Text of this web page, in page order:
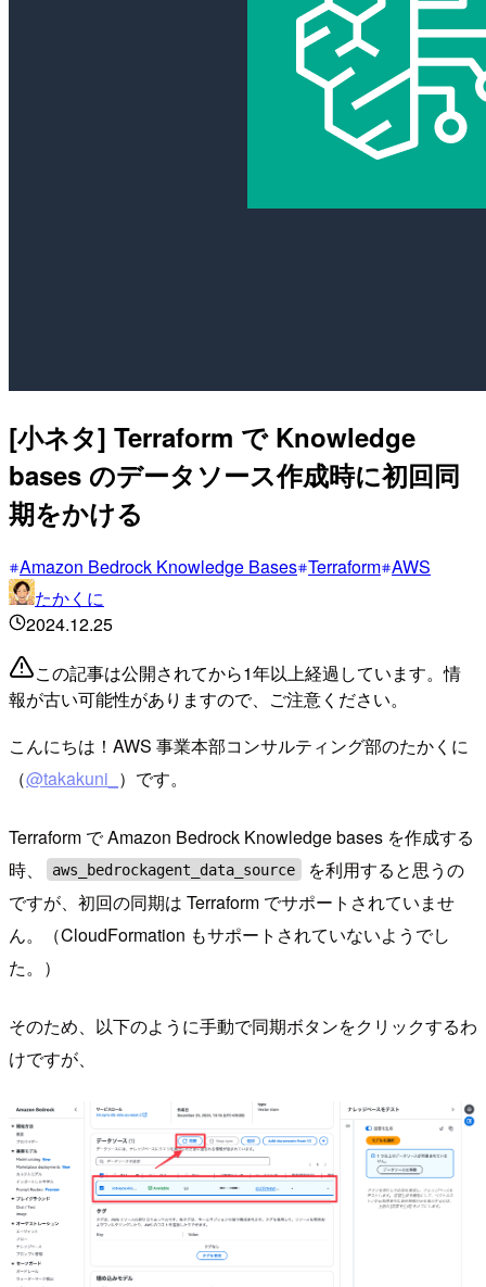
[小ネタ] Terraform で Knowledge
bases のデータソース作成時に初回同
期をかける
Amazon Bedrock Knowledge Bases Terraform AWS
たかくに
2024.12.25
この記事は公開されてから1年以上経過しています。情
報が古い可能性がありますので、ご注意ください。
こんにちは！AWS 事業本部コンサルティング部のたかくに
（@takakuni_ ）です。
Terraform で Amazon Bedrock Knowledge bases を作成する
時、
aws_bedrockagent_data_source
を利用すると思うの
ですが、初回の同期は Terraform でサポートされていませ
ん。（CloudFormation もサポートされていないようでし
た。）
そのため、以下のように手動で同期ボタンをクリックするわ
けですが、